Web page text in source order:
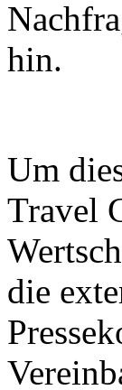
hin.
Um
Travel
die